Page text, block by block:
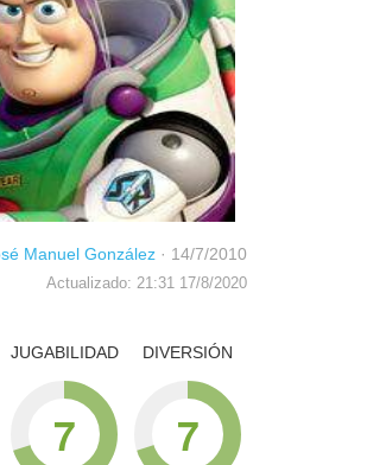
Manuel González · 14/7/2010
Actualizado: 21:31 17/8/2020
DIVERSIÓN
7
JUGABILIDAD
7